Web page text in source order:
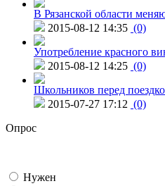
В Рязанской области
2015-08-12 14:35 (0)
Употребление красного
2015-08-12 14:25 (0)
Школьников перед
2015-07-27 17:12 (0)
Опрос
Нужен